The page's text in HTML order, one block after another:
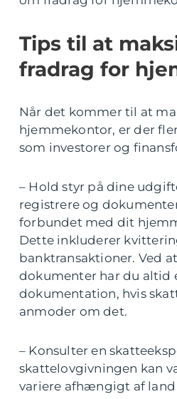
Tips til at
fradrag for
Når det kommer til at
hjemmekontor, er der
som investorer og
– Hold styr på dine
registrere og
forbundet med dit
Dette inkluderer
banktransaktioner. Ved
dokumenter har du altid
dokumentation, hvis
anmoder om det.
– Konsulter en
skattelovgivningen kan
variere afhængigt af